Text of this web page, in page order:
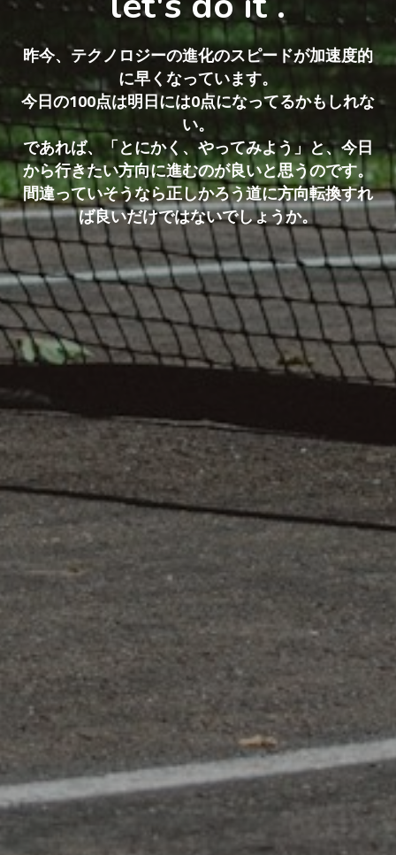
昨今、テクノロジーの進化のスピードが加速度的
に早くなっています。
今日の100点は明日には0点になってるかもしれな
い。
であれば、「とにかく、やってみよう」と、今日
から行きたい方向に進むのが良いと思うのです。
間違っていそうなら正しかろう道に方向転換すれ
ば良いだけではないでしょうか。